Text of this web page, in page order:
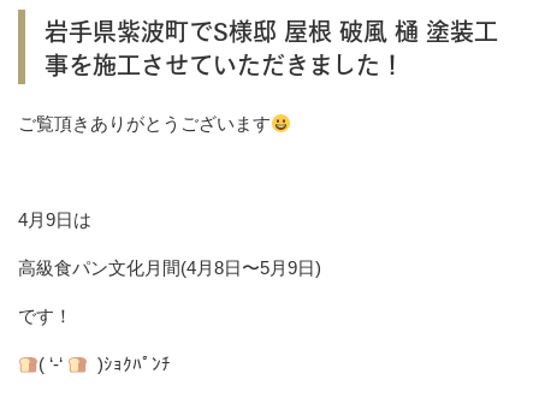
岩手県紫波町でS様邸 屋根 破風 樋 塗装工
事を施工させていただきました！
ご覧頂きありがとうございます
4月9日は
高級食パン文化月間(4月8日〜5月9日)
です！
( ‘-‘ )ｼｮｸﾊﾟﾝﾁ